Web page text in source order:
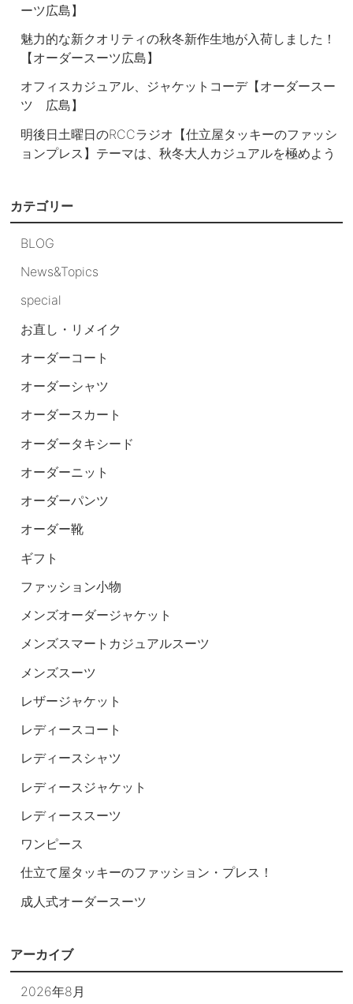
ーツ広島】
魅力的な新クオリティの秋冬新作生地が入荷しました！
【オーダースーツ広島】
オフィスカジュアル、ジャケットコーデ【オーダースー
ツ 広島】
明後日土曜日のRCCラジオ【仕立屋タッキーのファッシ
ョンプレス】テーマは、秋冬大人カジュアルを極めよう
カテゴリー
BLOG
News&Topics
special
お直し・リメイク
オーダーコート
オーダーシャツ
オーダースカート
オーダータキシード
オーダーニット
オーダーパンツ
オーダー靴
ギフト
ファッション小物
メンズオーダージャケット
メンズスマートカジュアルスーツ
メンズスーツ
レザージャケット
レディースコート
レディースシャツ
レディースジャケット
レディーススーツ
ワンピース
仕立て屋タッキーのファッション・プレス！
成人式オーダースーツ
アーカイブ
2026年8月